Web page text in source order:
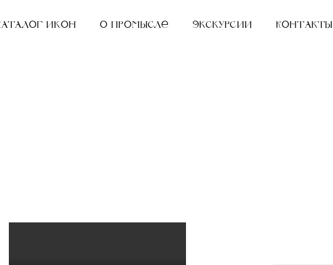
икон О промысле Экскурсии Контакты